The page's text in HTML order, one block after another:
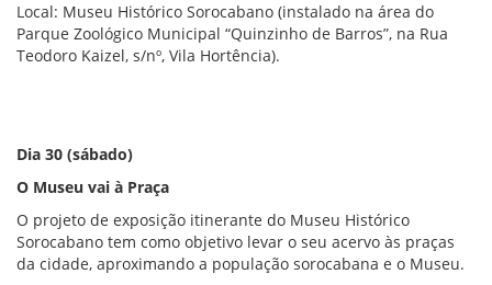
Local: Museu Histórico Sorocabano (instalado na área do
Parque Zoológico Municipal “Quinzinho de Barros”, na Rua
Teodoro Kaizel, s/nº, Vila Hortência).
Dia 30 (sábado)
O Museu vai à Praça
O projeto de exposição itinerante do Museu Histórico
Sorocabano tem como objetivo levar o seu acervo às praças
da cidade, aproximando a população sorocabana e o Museu.